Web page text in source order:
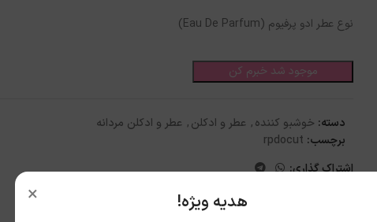
نوع عطر ادو پرفیوم (Eau De Parfum)
موجود شد خبرم کن
دسته: خوشبو کننده, عطر و ادکلن, عطر و ادکلن مردانه
برچسب: rpdocut
اشتراک گذاری:
× هدیه ویژه!